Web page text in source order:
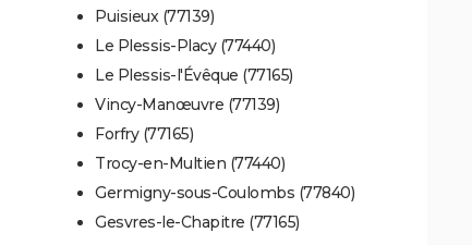
Puisieux (77139)
Le Plessis-Placy (77440)
Le Plessis-l'Évêque (77165)
Vincy-Manœuvre (77139)
Forfry (77165)
Trocy-en-Multien (77440)
Germigny-sous-Coulombs (77840)
Gesvres-le-Chapitre (77165)